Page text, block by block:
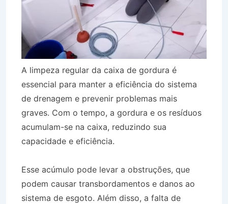
A limpeza regular da caixa de gordura é
essencial para manter a eficiência do sistema
de drenagem e prevenir problemas mais
graves. Com o tempo, a gordura e os resíduos
acumulam-se na caixa, reduzindo sua
capacidade e eficiência.
Esse acúmulo pode levar a obstruções, que
podem causar transbordamentos e danos ao
sistema de esgoto. Além disso, a falta de